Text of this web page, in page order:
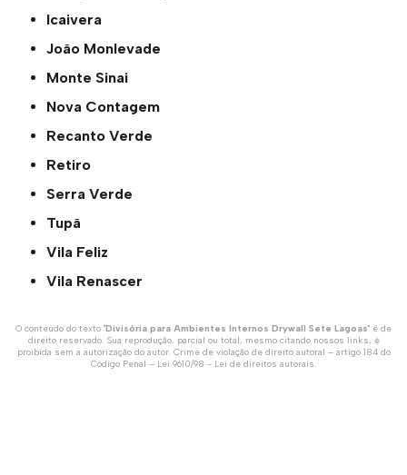
Icaivera
João Monlevade
Monte Sinai
Nova Contagem
Recanto Verde
Retiro
Serra Verde
Tupã
Vila Feliz
Vila Renascer
O conteúdo do texto "Divisória para Ambientes Internos Drywall Sete Lagoas" é de
direito reservado. Sua reprodução, parcial ou total, mesmo citando nossos links, é
proibida sem a autorização do autor. Crime de violação de direito autoral – artigo 184 do
Código Penal – Lei 9610/98 - Lei de direitos autorais.